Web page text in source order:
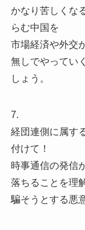
かなり苦しくな
らむ中国を
市場経済や外交
無しでやってい
しょう。
7.
経団連側に属す
付けて！
時事通信の発信
落ちることを理
騙そうとする悪